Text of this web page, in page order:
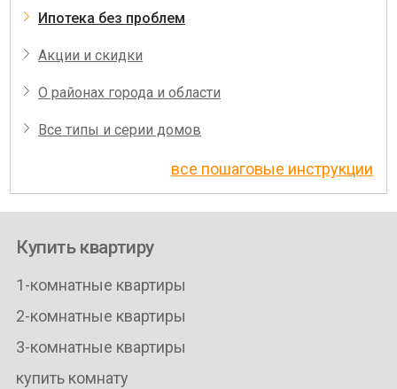
Ипотека без проблем
Акции и скидки
О районах города и области
Все типы и серии домов
все пошаговые инструкции
Купить квартиру
1-комнатные квартиры
2-комнатные квартиры
3-комнатные квартиры
купить комнату